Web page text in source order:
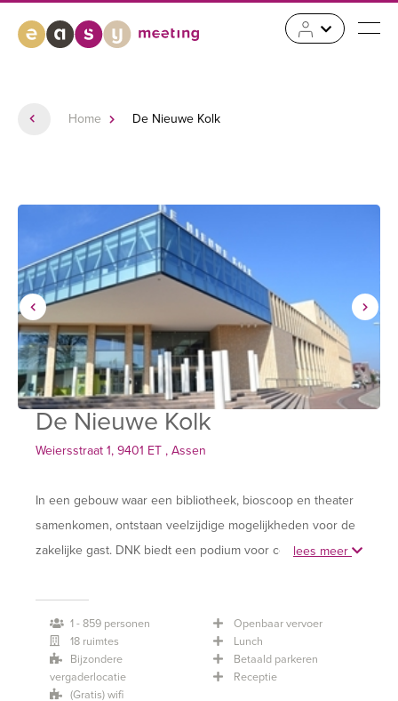
Home De Nieuwe Kolk
De Nieuwe Kolk
Weiersstraat 1, 9401 ET , Assen
In een gebouw waar een bibliotheek, bioscoop en theater
samenkomen, ontstaan veelzijdige mogelijkheden voor de
zakelijke gast. DNK biedt een podium voor congressen en
Niet voor niets zijn zij in het jaar 2019 uitgeroepen tot
Beste Congreslocatie van Nederland. Met 22 ruimtes en
subruimtes verdeeld over een totale oppervlakte van
17.000 m2, kan DNK ieder event tot een waardevolle
lees meer
1 - 859 personen
18 ruimtes
Bijzondere
vergaderlocatie
(Gratis) wifi
Openbaar vervoer
Lunch
Betaald parkeren
Receptie